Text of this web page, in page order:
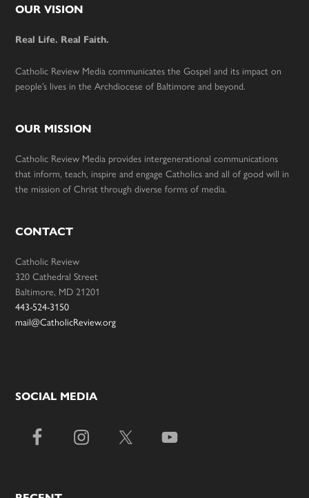
Footer
OUR VISION
Real Life. Real Faith.
Catholic Review Media communicates the Gospel and its impact on
people’s lives in the Archdiocese of Baltimore and beyond.
OUR MISSION
Catholic Review Media provides intergenerational communications
that inform, teach, inspire and engage Catholics and all of good will in
the mission of Christ through diverse forms of media.
CONTACT
Catholic Review
320 Cathedral Street
Baltimore, MD 21201
443-524-3150
mail@CatholicReview.org
SOCIAL MEDIA